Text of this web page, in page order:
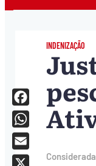
INDENIZAÇÃO
Facebook
WhatsApp
Email